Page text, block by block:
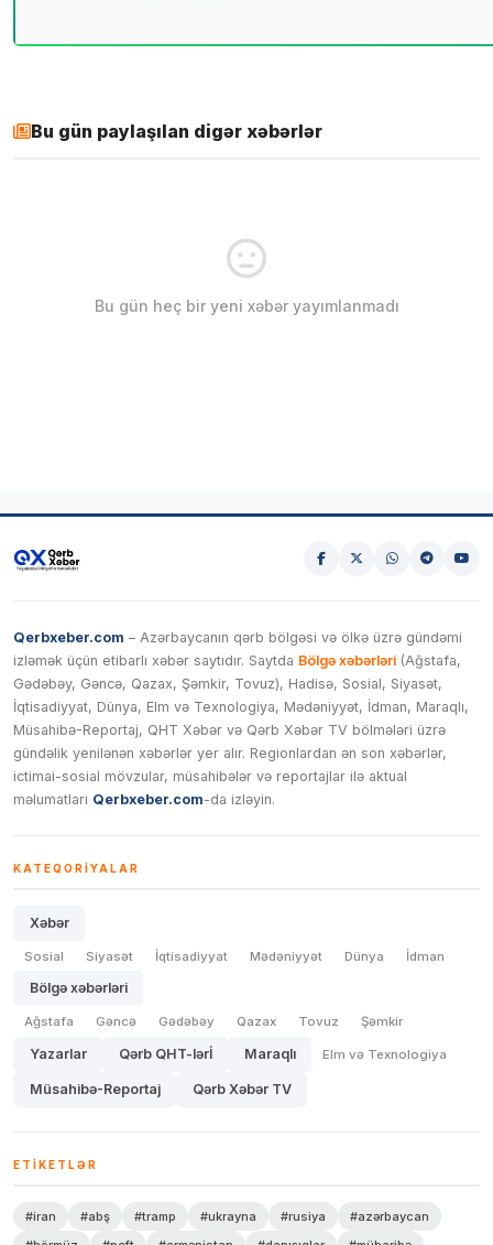
Bu gün paylaşılan digər xəbərlər
Bu gün heç bir yeni xəbər yayımlanmadı
Qerbxeber.com – Azərbaycanın qərb bölgəsi və ölkə üzrə gündəmi
izləmək üçün etibarlı xəbər saytıdır. Saytda Bölgə xəbərləri (Ağstafa,
Gədəbəy, Gəncə, Qazax, Şəmkir, Tovuz), Hadisə, Sosial, Siyasət,
İqtisadiyyat, Dünya, Elm və Texnologiya, Mədəniyyət, İdman, Maraqlı,
Müsahibə-Reportaj, QHT Xəbər və Qərb Xəbər TV bölmələri üzrə
gündəlik yenilənən xəbərlər yer alır. Regionlardan ən son xəbərlər,
ictimai-sosial mövzular, müsahibələr və reportajlar ilə aktual
məlumatları Qerbxeber.com-da izləyin.
KATEQORIYALAR
Xəbər
Sosial Siyasət İqtisadiyyat Mədəniyyət Dünya İdman
Bölgə xəbərləri
Ağstafa Gəncə Gədəbəy Qazax Tovuz Şəmkir
Yazarlar Qərb QHT-lərİ Maraqlı Elm və Texnologiya
Müsahibə-Reportaj Qərb Xəbər TV
ETIKETLƏR
#iran #abş #tramp #ukrayna #rusiya
#azərbaycan